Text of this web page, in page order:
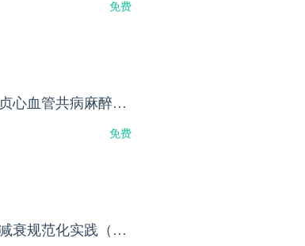
免费
心血管共病与房颤射频消融麻醉专题病例分享 | 安贞心血管共病麻醉管理（3）
免费
髋关节翻修高龄患者的围手术期管理与预后 | 防衰减衰规范化实践（24）